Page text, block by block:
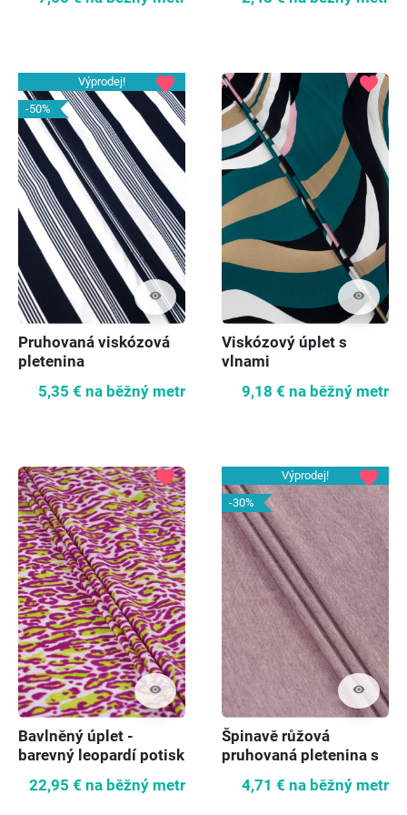
Výprodej!
-50%
visibility
favorite
Pruhovaná viskózová
pletenina
5,35 € na běžný metr
visibility
favorite
Viskózový úplet s
vlnami
9,18 € na běžný metr
visibility
favorite
Bavlněný úplet -
barevný leopardí potisk
22,95 € na běžný metr
Výprodej!
-30%
visibility
favorite
Špinavě růžová
pruhovaná pletenina s
4,71 € na běžný metr